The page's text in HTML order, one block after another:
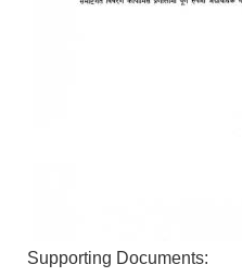
Supporting Documents: